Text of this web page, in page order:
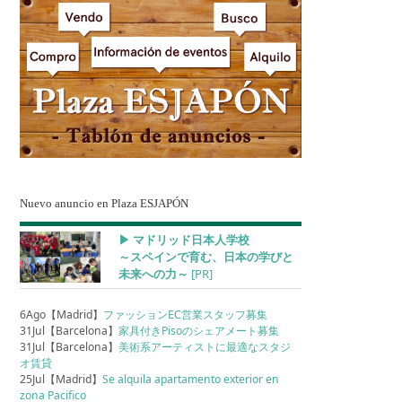
Nuevo anuncio en Plaza ESJAPÓN
▶︎ マドリッド日本人学校
～スペインで育む、日本の学びと
未来への力～ [PR]
6Ago【Madrid】 ファッションEC営業スタッフ募集
31Jul【Barcelona】家具付きPisoのシェアメート募集
31Jul【Barcelona】美術系アーティストに最適なスタジ
オ賃貸
25Jul【Madrid】Se alquila apartamento exterior en
zona Pacifico